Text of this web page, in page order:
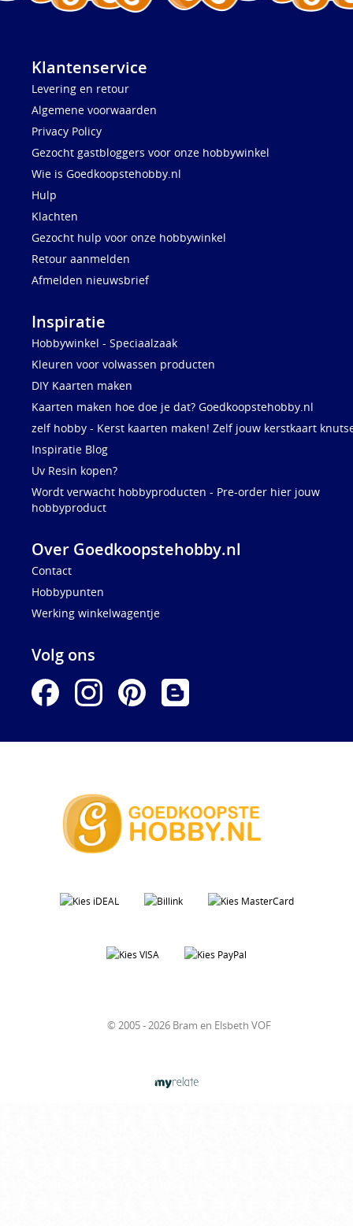
Klantenservice
Levering en retour
Algemene voorwaarden
Privacy Policy
Gezocht gastbloggers voor onze hobbywinkel
Wie is Goedkoopstehobby.nl
Hulp
Klachten
Gezocht hulp voor onze hobbywinkel
Retour aanmelden
Afmelden nieuwsbrief
Inspiratie
Hobbywinkel - Speciaalzaak
Kleuren voor volwassen producten
DIY Kaarten maken
Kaarten maken hoe doe je dat? Goedkoopstehobby.nl
zelf hobby - Kerst kaarten maken! Zelf jouw kerstkaart
Inspiratie Blog
Uv Resin kopen?
Wordt verwacht hobbyproducten - Pre-order hier jouw
hobbyproduct
Over Goedkoopstehobby.nl
Contact
Hobbypunten
Werking winkelwagentje
Volg ons
© 2005 - 2026 Bram en Elsbeth VOF